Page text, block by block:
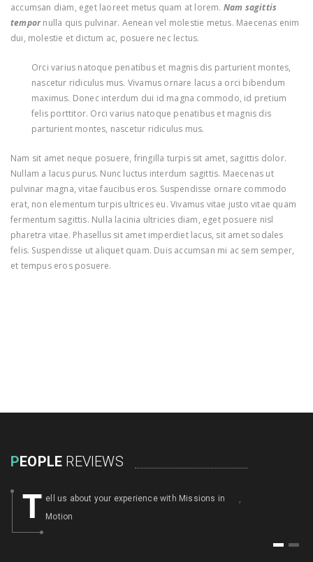
accumsan diam, eget laoreet metus quam at lorem. Nam sagittis
tempornulla quis pulvinar. Aenean vel molestie metus. Maecenas enim
dui, molestie et dictum ac, posuere nec lectus.
Orci varius natoque penatibus et magnis dis parturient montes,
nascetur ridiculus mus. Vivamus ornare lacus a orci bibendum
maximus. Donec interdum dui id magna commodo, id pretium
felis porttitor. Orci varius natoque penatibus et magnis dis
parturient montes, nascetur ridiculus mus.
Nam sit amet neque posuere, fringilla turpis sit amet, sagittis dolor.
Nullam a lacus purus. Nunc luctus interdum sagittis. Maecenas ut
pulvinar magna, vitae faucibus eros. Suspendisse ornare commodo
erat, non elementum turpis ultrices eu. Vivamus vitae justo vitae quam
fermentum sagittis. Nulla lacinia ultricies diam, eget posuere nisl
pharetra vitae. Phasellus sit amet imperdiet lacus, sit amet sodales
felis. Suspendisse ut aliquet quam. Duis accumsan mi ac sem semper,
et tempus eros posuere.
PEOPLE REVIEWS
T ell us about your experience with Missions in
Motion
1 2